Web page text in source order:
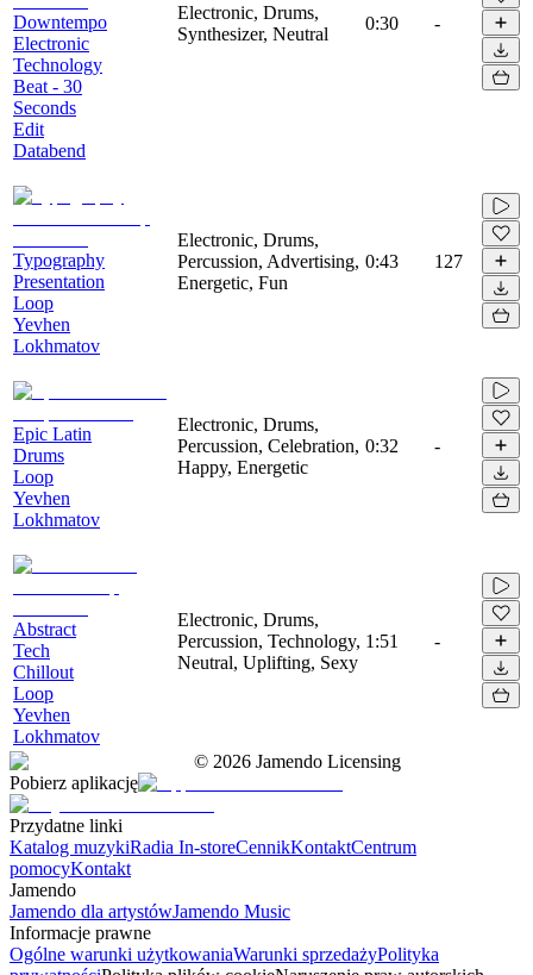
Downtempo
Electronic
Technology
Beat - 30
Seconds
Edit
Databend
Electronic, Drums,
Synthesizer, Neutral
0:30 -
Typography
Presentation
Loop
Yevhen
Lokhmatov
Electronic, Drums,
Percussion, Advertising,
Energetic, Fun
0:43 127
Epic Latin
Drums
Loop
Yevhen
Lokhmatov
Electronic, Drums,
Percussion, Celebration,
Happy, Energetic
0:32 -
Abstract
Tech
Chillout
Loop
Yevhen
Lokhmatov
Electronic, Drums,
Percussion, Technology,
Neutral, Uplifting, Sexy
1:51 -
© 2026 Jamendo Licensing
Pobierz aplikację
Przydatne linki
Katalog muzykiRadia In-storeCennikKontaktCentrum
pomocyKontakt
Jamendo
Jamendo dla artystówJamendo Music
Informacje prawne
Ogólne warunki użytkowaniaWarunki sprzedażyPolityka